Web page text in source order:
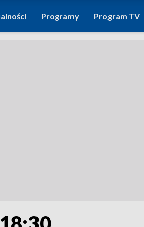
Programy Program TV